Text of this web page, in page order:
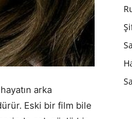
arka
Eski bir film bile